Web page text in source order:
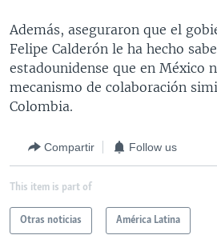
Además, aseguraron que el
Felipe Calderón le ha hecho
estadounidense que en México
mecanismo de colaboración
Colombia.
Compartir Follow us
This item is part of
Otras noticias América Latina